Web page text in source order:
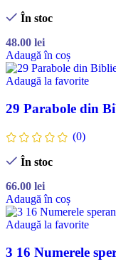
În stoc
48.00 lei
Adaugă în coș
Adaugă la favorite
29 Parabole din
(0)
În stoc
66.00 lei
Adaugă în coș
Adaugă la favorite
3 16 Numerele